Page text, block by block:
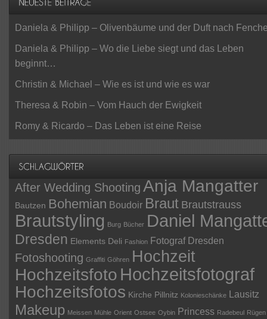
Daniela & Philipp – Olivenbäume und der Duft nach
Daniela & Philipp – Wo die Liebe siegt und das Leben
beginnt…
Christin & Michael – Wie es ist und wie es war
Theresa & Robin – Vom Hauch der Ewigkeit
Romy & Ricardo – Das Leben ist eine Reise
After Wedding Shooting Anja Mangatter
Bautzen Bohemian Boudoir Braut Brautstrauss
Brautstyling Burg Bücher Daniel
Dresden Elements Deli Fashion Fotograf Dresden
Fotoshooting Graffiti Göhren Hochzeit
Hochzeitsfoto Hochzeitsfotograf
Hochzeitsfotos Kirche Pillnitz Kolonieschänke Lausitz
Makeup Meissen Mühle Orient Ostsee Oybin Princess Radebeul Rügen